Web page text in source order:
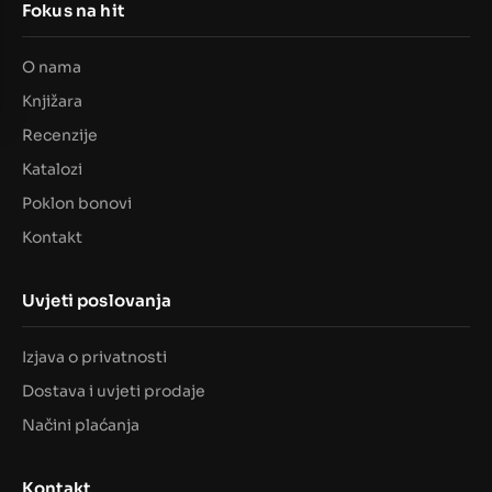
Fokus na hit
O nama
Knjižara
Recenzije
Katalozi
Poklon bonovi
Kontakt
Uvjeti poslovanja
Izjava o privatnosti
Dostava i uvjeti prodaje
Načini plaćanja